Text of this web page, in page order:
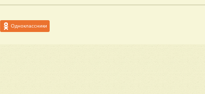
Одноклассники